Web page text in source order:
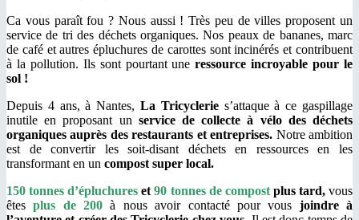
Ca vous paraît fou ? Nous aussi ! Très peu de villes proposent un
service de tri des déchets organiques. Nos peaux de bananes, marc
de café et autres épluchures de carottes sont incinérés et contribuent
à la pollution. Ils sont pourtant uneressource incroyable pour le
sol !
Depuis 4 ans, à Nantes, La Tricycleries’attaque à ce gaspillage
inutile en proposant un service de collecte à vélo des déchets
organiques auprès des restaurants et entreprises. Notre ambition
est de convertir les soit-disant déchets en ressources en les
transformant en un compost super local.
150 tonnes d’épluchures et90 tonnes de compostplus tard,vous
êtesplus de 200 à nous avoir contacté pour vous joindre à